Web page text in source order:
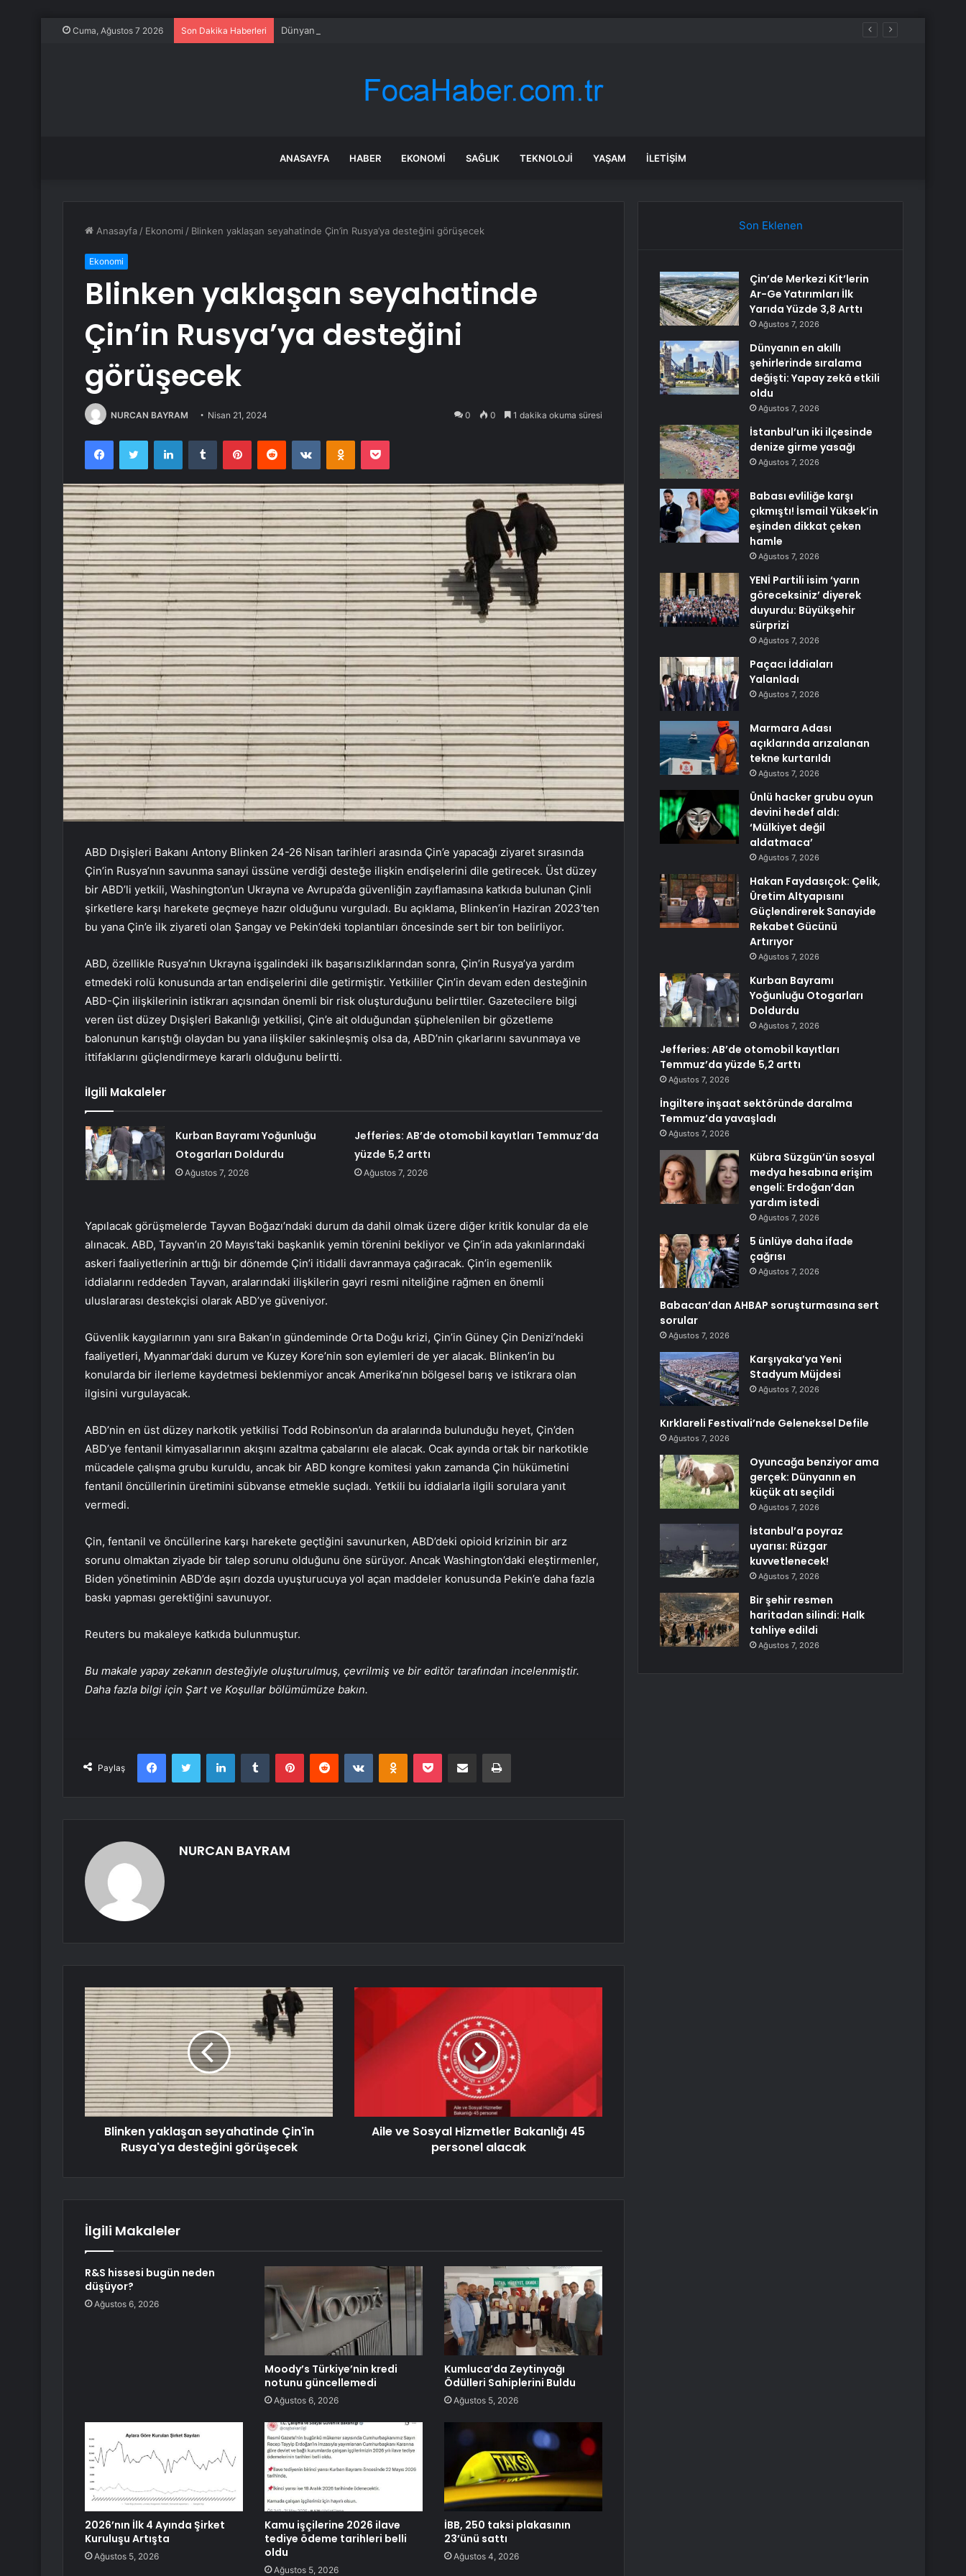
Cuma, Ağustos 7 2026 Son Dakika Haberleri Dünyanın en akıllı şehirlerinde sıralama değişti: Yapay zekâ etkili oldu
ANASAYFA HABER EKONOMI SAĞLIK TEKNOLOJI YAŞAM İLETIŞIM
Anasayfa / Ekonomi / Blinken yaklaşan seyahatinde Çin’in Rusya’ya desteğini görüşecek
Ekonomi
Blinken yaklaşan seyahatinde
Çin’in Rusya’ya desteğini
görüşecek
NURCAN BAYRAM Nisan 21, 2024 0 0 1 dakika okuma süresi
FacebookTwitter LinkedInTumblr PinterestReddit VKontakteOdnoklassniki
Pocket
ABD Dışişleri Bakanı Antony Blinken 24-26 Nisan tarihleri arasında Çin’e yapacağı ziyaret sırasında
Çin’in Rusya’nın savunma sanayi üssüne verdiği desteğe ilişkin endişelerini dile getirecek. Üst düzey
bir ABD’li yetkili, Washington’un Ukrayna ve Avrupa’da güvenliğin zayıflamasına katkıda bulunan Çinli
şirketlere karşı harekete geçmeye hazır olduğunu vurguladı. Bu açıklama, Blinken’in Haziran 2023’ten
bu yana Çin’e ilk ziyareti olan Şangay ve Pekin’deki toplantıları öncesinde sert bir ton belirliyor.
ABD, özellikle Rusya’nın Ukrayna işgalindeki ilk başarısızlıklarından sonra, Çin’in Rusya’ya yardım
etmedeki rolü konusunda artan endişelerini dile getirmiştir. Yetkililer Çin’in devam eden desteğinin
ABD-Çin ilişkilerinin istikrarı açısından önemli bir risk oluşturduğunu belirttiler. Gazetecilere bilgi
veren üst düzey Dışişleri Bakanlığı yetkilisi, Çin’e ait olduğundan şüphelenilen bir gözetleme
balonunun karıştığı olaydan bu yana ilişkiler sakinleşmiş olsa da, ABD’nin çıkarlarını savunmaya ve
ittifaklarını güçlendirmeye kararlı olduğunu belirtti.
İlgili Makaleler
Kurban Bayramı Yoğunluğu
Otogarları Doldurdu
Ağustos 7, 2026
Jefferies: AB’de otomobil kayıtları Temmuz’da
yüzde 5,2 arttı
Ağustos 7, 2026
Yapılacak görüşmelerde Tayvan Boğazı’ndaki durum da dahil olmak üzere diğer kritik konular da ele
alınacak. ABD, Tayvan’ın 20 Mayıs’taki başkanlık yemin törenini bekliyor ve Çin’in ada yakınlarındaki
askeri faaliyetlerinin arttığı bir dönemde Çin’i itidalli davranmaya çağıracak. Çin’in egemenlik
iddialarını reddeden Tayvan, aralarındaki ilişkilerin gayri resmi niteliğine rağmen en önemli
uluslararası destekçisi olarak ABD’ye güveniyor.
Güvenlik kaygılarının yanı sıra Bakan’ın gündeminde Orta Doğu krizi, Çin’in Güney Çin Denizi’ndeki
faaliyetleri, Myanmar’daki durum ve Kuzey Kore’nin son eylemleri de yer alacak. Blinken’in bu
konularda bir ilerleme kaydetmesi beklenmiyor ancak Amerika’nın bölgesel barış ve istikrara olan
ilgisini vurgulayacak.
ABD’nin en üst düzey narkotik yetkilisi Todd Robinson’un da aralarında bulunduğu heyet, Çin’den
ABD’ye fentanil kimyasallarının akışını azaltma çabalarını ele alacak. Ocak ayında ortak bir narkotikle
mücadele çalışma grubu kuruldu, ancak bir ABD kongre komitesi yakın zamanda Çin hükümetini
fentanil öncüllerinin üretimini sübvanse etmekle suçladı. Yetkili bu iddialarla ilgili sorulara yanıt
vermedi.
Çin, fentanil ve öncüllerine karşı harekete geçtiğini savunurken, ABD’deki opioid krizinin bir arz
sorunu olmaktan ziyade bir talep sorunu olduğunu öne sürüyor. Ancak Washington’daki eleştirmenler,
Biden yönetiminin ABD’de aşırı dozda uyuşturucuya yol açan maddeler konusunda Pekin’e daha fazla
baskı yapması gerektiğini savunuyor.
Reuters bu makaleye katkıda bulunmuştur.
Bu makale yapay zekanın desteğiyle oluşturulmuş, çevrilmiş ve bir editör tarafından incelenmiştir.
Daha fazla bilgi için Şart ve Koşullar bölümümüze bakın.
Paylaş
FacebookTwitter LinkedInTumblr PinterestReddit VKontakteOdnoklassniki
Pocket E-Posta ile paylaş Yazdır
NURCAN BAYRAM
Blinken yaklaşan seyahatinde Çin'in
Rusya'ya desteğini görüşecek
Aile ve Sosyal Hizmetler Bakanlığı 45
personel alacak
İlgili Makaleler
R&S hissesi bugün neden
düşüyor?
Ağustos 6, 2026
Moody’s Türkiye’nin kredi
notunu güncellemedi
Ağustos 6, 2026
Kumluca’da Zeytinyağı
Ödülleri Sahiplerini Buldu
Ağustos 5, 2026
2026’nın İlk 4 Ayında Şirket
Kuruluşu Artışta
Ağustos 5, 2026
Kamu işçilerine 2026 ilave
tediye ödeme tarihleri belli
oldu
Ağustos 5, 2026
İBB, 250 taksi plakasının
23’ünü sattı
Ağustos 4, 2026
Son Eklenen
Çin’de Merkezi Kit’lerin
Ar-Ge Yatırımları İlk
Yarıda Yüzde 3,8 Arttı
Ağustos 7, 2026
Dünyanın en akıllı
şehirlerinde sıralama
değişti: Yapay zekâ etkili
oldu
Ağustos 7, 2026
İstanbul’un iki ilçesinde
denize girme yasağı
Ağustos 7, 2026
Babası evliliğe karşı
çıkmıştı! İsmail Yüksek’in
eşinden dikkat çeken
hamle
Ağustos 7, 2026
YENİ Partili isim ‘yarın
göreceksiniz’ diyerek
duyurdu: Büyükşehir
sürprizi
Ağustos 7, 2026
Paçacı İddiaları
Yalanladı
Ağustos 7, 2026
Marmara Adası
açıklarında arızalanan
tekne kurtarıldı
Ağustos 7, 2026
Ünlü hacker grubu oyun
devini hedef aldı:
‘Mülkiyet değil
aldatmaca’
Ağustos 7, 2026
Hakan Faydasıçok: Çelik,
Üretim Altyapısını
Güçlendirerek Sanayide
Rekabet Gücünü
Artırıyor
Ağustos 7, 2026
Kurban Bayramı
Yoğunluğu Otogarları
Doldurdu
Ağustos 7, 2026
Jefferies: AB’de otomobil kayıtları
Temmuz’da yüzde 5,2 arttı
Ağustos 7, 2026
İngiltere inşaat sektöründe daralma
Temmuz’da yavaşladı
Ağustos 7, 2026
Kübra Süzgün’ün sosyal
medya hesabına erişim
engeli: Erdoğan’dan
yardım istedi
Ağustos 7, 2026
5 ünlüye daha ifade
çağrısı
Ağustos 7, 2026
Babacan’dan AHBAP soruşturmasına sert
sorular
Ağustos 7, 2026
Karşıyaka’ya Yeni
Stadyum Müjdesi
Ağustos 7, 2026
Kırklareli Festivali’nde Geleneksel Defile
Ağustos 7, 2026
Oyuncağa benziyor ama
gerçek: Dünyanın en
küçük atı seçildi
Ağustos 7, 2026
İstanbul’a poyraz
uyarısı: Rüzgar
kuvvetlenecek!
Ağustos 7, 2026
Bir şehir resmen
haritadan silindi: Halk
tahliye edildi
Ağustos 7, 2026